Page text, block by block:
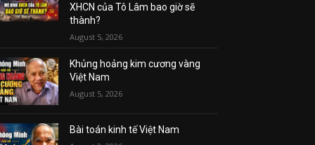
XHCN của Tô Lâm bao giờ sẽ
thành?
August 5, 2026
Khủng hoảng kim cương vàng
Việt Nam
August 5, 2026
Bài toán kinh tế Việt Nam